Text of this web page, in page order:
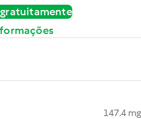
gratuitamente
147.4 mg